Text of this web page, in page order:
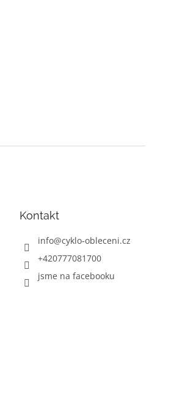
Kontakt
info@cyklo-obleceni.cz
+420777081700
jsme na facebooku